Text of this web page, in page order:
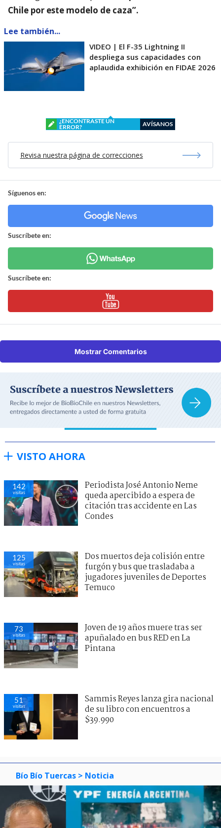
Chile por este modelo de caza”.
Lee también...
VIDEO | El F-35 Lightning II
despliega sus capacidades con
aplaudida exhibición en FIDAE 2026
¿ENCONTRASTE UN
ERROR?
AVÍSANOS
Revisa nuestra página de correcciones
Síguenos en:
Suscríbete en:
Suscríbete en:
Mostrar Comentarios
VISTO AHORA
142
visitas
Periodista José Antonio Neme
queda apercibido a espera de
citación tras accidente en Las
Condes
125
visitas
Dos muertos deja colisión entre
furgón y bus que trasladaba a
jugadores juveniles de Deportes
Temuco
73
visitas
Joven de 19 años muere tras ser
apuñalado en bus RED en La
Pintana
51
visitas
Sammis Reyes lanza gira nacional
de su libro con encuentros a
$39.990
Bío Bío Tuercas > Noticia